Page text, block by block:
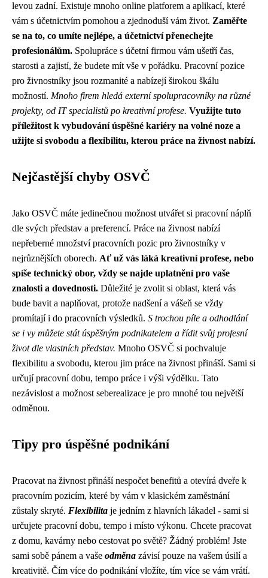
levou zadní. Existuje mnoho online platforem a aplikací, které
vám s účetnictvím pomohou a zjednoduší vám život. Zaměřte
se na to, co umíte nejlépe, a účetnictví přenechejte
profesionálům. Spolupráce s účetní firmou vám ušetří čas,
starosti a zajistí, že budete mít vše v pořádku. Pracovní pozice
pro živnostníky jsou rozmanité a nabízejí širokou škálu
možností. Mnoho firem hledá externí spolupracovníky na různé
projekty, od IT specialistů po kreativní profese. Využijte tuto
příležitost k vybudování úspěšné kariéry na volné noze a
užijte si svobodu a flexibilitu, kterou práce na živnost nabízí.
Nejčastější chyby OSVČ
Jako OSVČ máte jedinečnou možnost utvářet si pracovní náplň
dle svých představ a preferencí. Práce na živnost nabízí
nepřeberné množství pracovních pozic pro živnostníky v
nejrůznějších oborech. Ať už vás láká kreativní profese, nebo
spíše technický obor, vždy se najde uplatnění pro vaše
znalosti a dovednosti. Důležité je zvolit si oblast, která vás
bude bavit a naplňovat, protože nadšení a vášeň se vždy
promítají i do pracovních výsledků. S trochou píle a odhodlání
se i vy můžete stát úspěšným podnikatelem a řídit svůj profesní
život dle vlastních představ. Mnoho OSVČ si pochvaluje
flexibilitu a svobodu, kterou jim práce na živnost přináší. Sami si
určují pracovní dobu, tempo práce i výši výdělku. Tato
nezávislost a možnost seberealizace je pro mnohé tou největší
odměnou.
Tipy pro úspěšné podnikání
Pracovat na živnost přináší nespočet benefitů a otevírá dveře k
pracovním pozicím, které by vám v klasickém zaměstnání
zůstaly skryté. Flexibilita je jedním z hlavních lákadel - sami si
určujete pracovní dobu, tempo i místo výkonu. Chcete pracovat
z domu, kavárny nebo cestovat po světě? Žádný problém! Jste
sami sobě pánem a vaše odměna závisí pouze na vašem úsilí a
kreativitě. Čím více do podnikání vložíte, tím více se vám vrátí.